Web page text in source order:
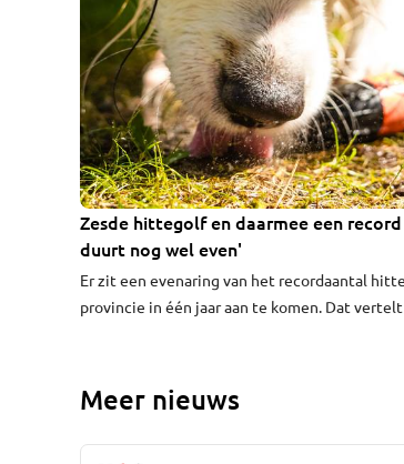
Zesde hittegolf en daarmee een
duurt nog wel even'
Er zit een evenaring van het recordaantal
provincie in één jaar aan te komen. Dat
Meer nieuws